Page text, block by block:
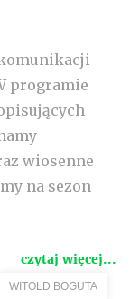
programie
wiosenne
na sezon
czytaj więcej...
WITOLD BOGUTA